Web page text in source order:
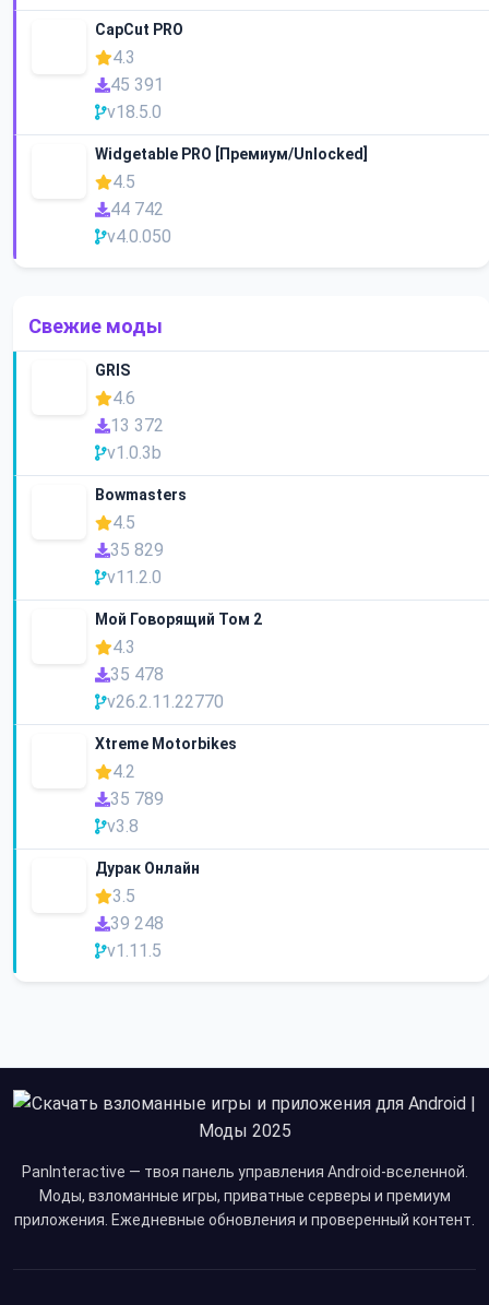
CapCut PRO
4.3
45 391
v18.5.0
Widgetable PRO [Премиум/Unlocked]
4.5
44 742
v4.0.050
Свежие моды
GRIS
4.6
13 372
v1.0.3b
Bowmasters
4.5
35 829
v11.2.0
Мой Говорящий Том 2
4.3
35 478
v26.2.11.22770
Xtreme Motorbikes
4.2
35 789
v3.8
Дурак Онлайн
3.5
39 248
v1.11.5
PanInteractive — твоя панель управления Android-вселенной.
Моды, взломанные игры, приватные серверы и премиум
приложения. Ежедневные обновления и проверенный контент.